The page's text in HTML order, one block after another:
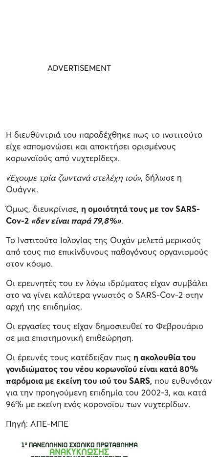
Η διευθύντριά του παραδέχθηκε πως το ινστιτούτο
είχε «απομονώσει και αποκτήσει ορισμένους
κορωνοϊούς από νυχτερίδες».
«Έχουμε τρία ζωντανά στελέχη ιού», δήλωσε η
Ουάγνκ.
Όμως, διευκρίνισε, η ομοιότητά τους με τον SARS-
Cov-2 «δεν είναι παρά 79,8%».
Το Ινστιτούτο Ιολογίας της Ουχάν μελετά μερικούς
από τους πιο επικίνδυνους παθογόνους οργανισμούς
στον κόσμο.
Οι ερευνητές του εν λόγω ιδρύματος είχαν συμβάλει
στο να γίνει καλύτερα γνωστός ο SARS-Cov-2 στην
αρχή της επιδημίας.
Οι εργασίες τους είχαν δημοσιευθεί το Φεβρουάριο
σε μια επιστημονική επιθεώρηση.
Οι έρευνές τους κατέδειξαν πως η ακολουθία του
γονιδιώματος του νέου κορωνοϊού είναι κατά 80%
παρόμοια με εκείνη του ιού του SARS, που ευθυνόταν
για την προηγούμενη επιδημία του 2002-3, και κατά
96% με εκείνη ενός κορονοϊου των νυχτερίδων.
Πηγή: ΑΠΕ-ΜΠΕ